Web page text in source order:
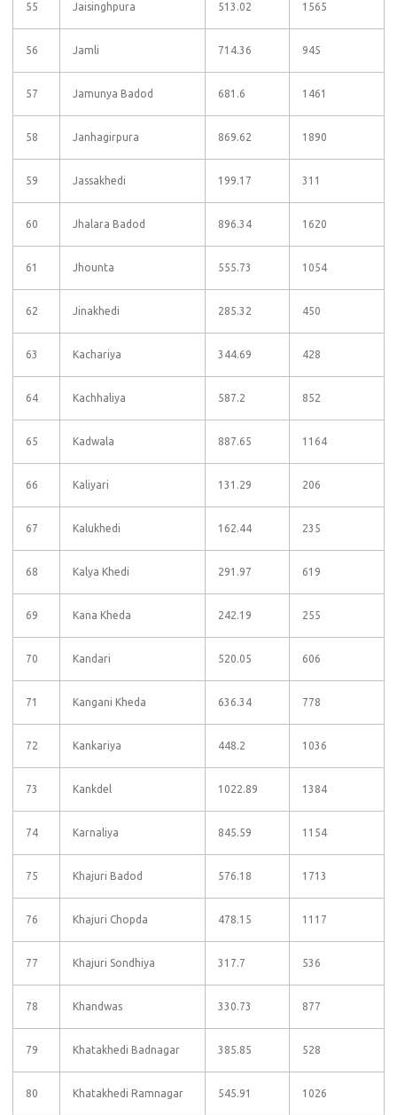
55 Jaisinghpura 513.02 1565
56 Jamli 714.36 945
57 Jamunya Badod 681.6 1461
58 Janhagirpura 869.62 1890
59 Jassakhedi 199.17 311
60 Jhalara Badod 896.34 1620
61 Jhounta 555.73 1054
62 Jinakhedi 285.32 450
63 Kachariya 344.69 428
64 Kachhaliya 587.2 852
65 Kadwala 887.65 1164
66 Kaliyari 131.29 206
67 Kalukhedi 162.44 235
68 Kalya Khedi 291.97 619
69 Kana Kheda 242.19 255
70 Kandari 520.05 606
71 Kangani Kheda 636.34 778
72 Kankariya 448.2 1036
73 Kankdel 1022.89 1384
74 Karnaliya 845.59 1154
75 Khajuri Badod 576.18 1713
76 Khajuri Chopda 478.15 1117
77 Khajuri Sondhiya 317.7 536
78 Khandwas 330.73 877
79 Khatakhedi Badnagar 385.85 528
80 Khatakhedi Ramnagar 545.91 1026